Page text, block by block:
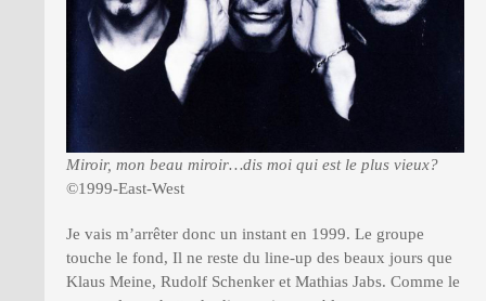
Miroir, mon beau miroir…dis moi qui est le plus vieux?
©1999-East-West
Je vais m’arrêter donc un instant en 1999. Le groupe
touche le fond, Il ne reste du line-up des beaux jours que
Klaus Meine, Rudolf Schenker et Mathias Jabs. Comme le